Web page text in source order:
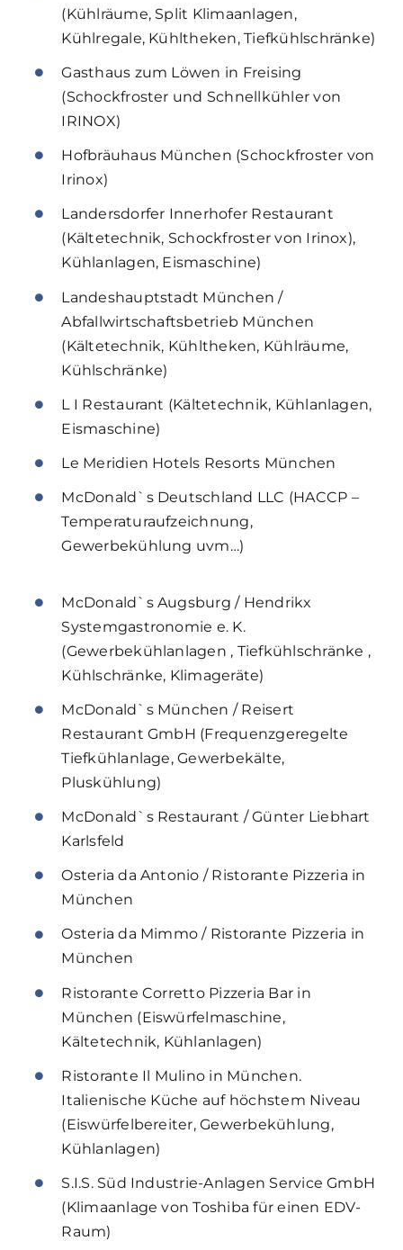
(Kühlräume, Split Klimaanlagen,
Kühlregale, Kühltheken, Tiefkühlschränke)
Gasthaus zum Löwen in Freising
(Schockfroster und Schnellkühler von
IRINOX)
Hofbräuhaus München (Schockfroster von
Irinox)
Landersdorfer Innerhofer Restaurant
(Kältetechnik, Schockfroster von Irinox),
Kühlanlagen, Eismaschine)
Landeshauptstadt München /
Abfallwirtschaftsbetrieb München
(Kältetechnik, Kühltheken, Kühlräume,
Kühlschränke)
L I Restaurant (Kältetechnik, Kühlanlagen,
Eismaschine)
Le Meridien Hotels Resorts München
McDonald`s Deutschland LLC (HACCP –
Temperaturaufzeichnung,
Gewerbekühlung uvm…)
McDonald`s Augsburg / Hendrikx
Systemgastronomie e. K.
(Gewerbekühlanlagen , Tiefkühlschränke ,
Kühlschränke, Klimageräte)
McDonald`s München / Reisert
Restaurant GmbH (Frequenzgeregelte
Tiefkühlanlage, Gewerbekälte,
Pluskühlung)
McDonald`s Restaurant / Günter Liebhart
Karlsfeld
Osteria da Antonio / Ristorante Pizzeria in
München
Osteria da Mimmo / Ristorante Pizzeria in
München
Ristorante Corretto Pizzeria Bar in
München (Eiswürfelmaschine,
Kältetechnik, Kühlanlagen)
Ristorante Il Mulino in München.
Italienische Küche auf höchstem Niveau
(Eiswürfelbereiter, Gewerbekühlung,
Kühlanlagen)
S.I.S. Süd Industrie-Anlagen Service GmbH
(Klimaanlage von Toshiba für einen EDV-
Raum)